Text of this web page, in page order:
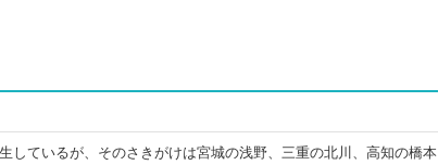
しているが、そのさきがけは宮城の浅野、三重の北川、高知の橋本